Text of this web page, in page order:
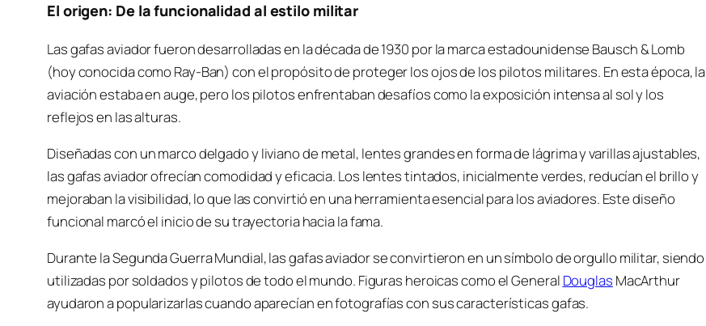
El origen: De la funcionalidad al estilo militar
Las gafas aviador fueron desarrolladas en la década de 1930 por la marca estadounidense Bausch & Lomb
(hoy conocida como Ray-Ban) con el propósito de proteger los ojos de los pilotos militares. En esta época, la
aviación estaba en auge, pero los pilotos enfrentaban desafíos como la exposición intensa al sol y los
reflejos en las alturas.
Diseñadas con un marco delgado y liviano de metal, lentes grandes en forma de lágrima y varillas ajustables,
las gafas aviador ofrecían comodidad y eficacia. Los lentes tintados, inicialmente verdes, reducían el brillo y
mejoraban la visibilidad, lo que las convirtió en una herramienta esencial para los aviadores. Este diseño
funcional marcó el inicio de su trayectoria hacia la fama.
Durante la Segunda Guerra Mundial, las gafas aviador se convirtieron en un símbolo de orgullo militar, siendo
utilizadas por soldados y pilotos de todo el mundo. Figuras heroicas como el General Douglas MacArthur
ayudaron a popularizarlas cuando aparecían en fotografías con sus características gafas.